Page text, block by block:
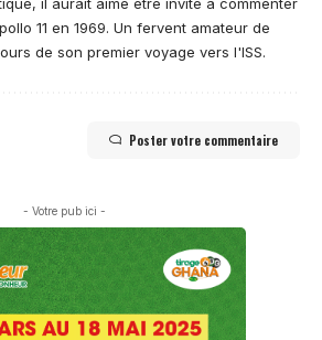
11 en 1969. Un fervent amateur de
de son premier voyage vers l'ISS.
Poster votre commentaire
- Votre pub ici -